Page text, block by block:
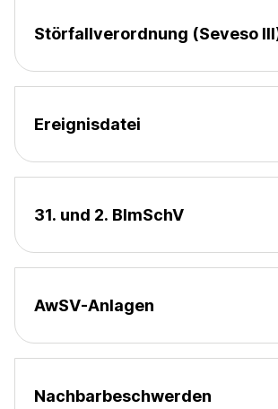
Störfallverordnung (Seveso
Ereignisdatei
31. und 2. BImSchV
AwSV-Anlagen
Nachbarbeschwerden